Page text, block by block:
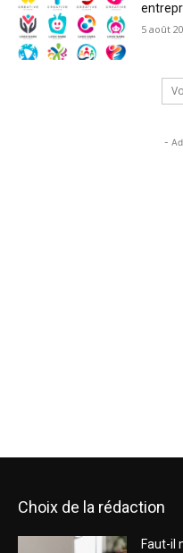
5 août
-
Choix de la rédaction
Faut-il